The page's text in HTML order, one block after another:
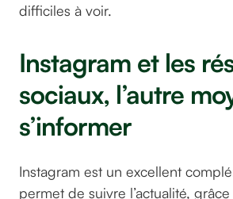
difficiles à voir.
Instagram et les
sociaux, l’autre
s’informer
Instagram est un excellent
permet de suivre l’actualité,